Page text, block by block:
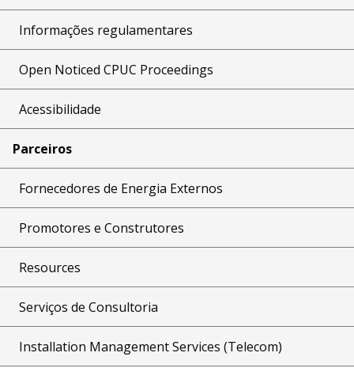
Informações regulamentares
Open Noticed CPUC Proceedings
Acessibilidade
Parceiros
Fornecedores de Energia Externos
Promotores e Construtores
Resources
Serviços de Consultoria
Installation Management Services (Telecom)